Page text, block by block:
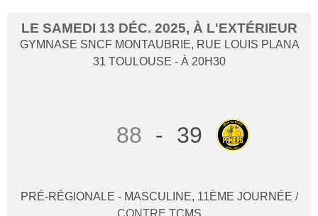
LE SAMEDI 13 DÉC. 2025, À L'EXTÉRIEUR
GYMNASE SNCF MONTAUBRIE, RUE LOUIS PLANA
31 TOULOUSE - À 20H30
88 - 39
PRÉ-RÉGIONALE - MASCULINE, 11ÈME JOURNÉE /
CONTRE TCMS